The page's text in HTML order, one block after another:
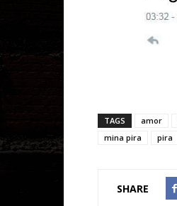
TAGS amor
mina pira
pira
SHARE